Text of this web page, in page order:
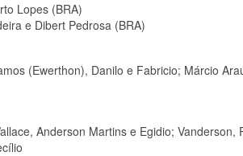
Lopes (BRA)
e Dibert Pedrosa (BRA)
(Ewerthon), Danilo e Fabricio; Márcio
Anderson Martins e Egidio;